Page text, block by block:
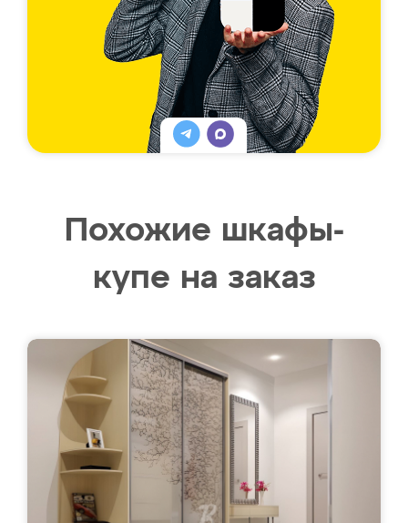
Похожие шкафы-
купе на заказ